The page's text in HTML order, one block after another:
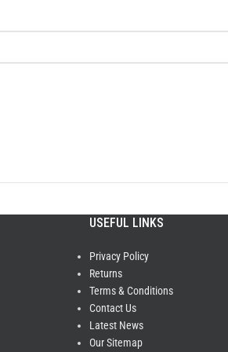
USEFUL LINKS
Privacy Policy
Returns
Terms & Conditions
Contact Us
Latest News
Our Sitemap